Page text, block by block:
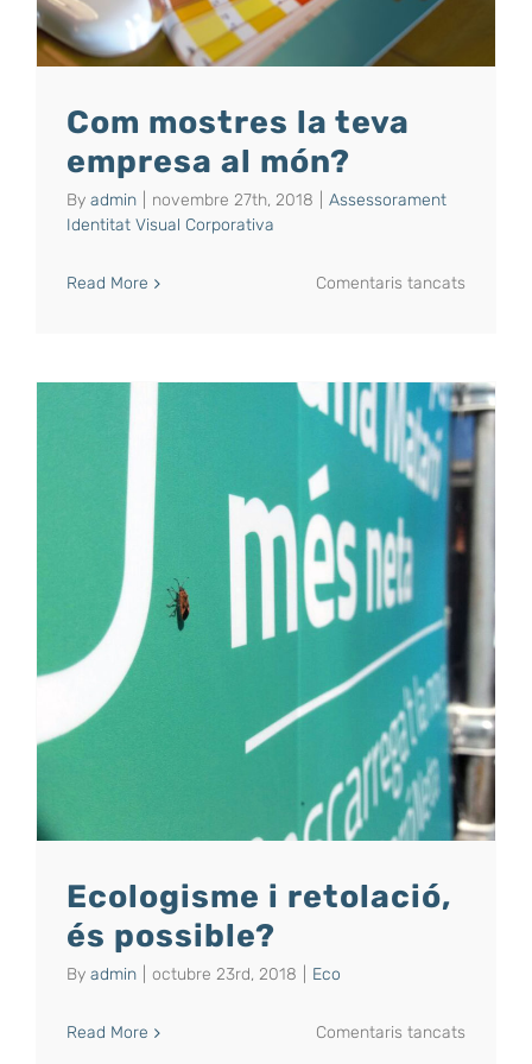
Com mostres la teva
empresa al món?
By admin novembre 27th, 2018
Assessorament
Identitat Visual Corporativa
Read More Comentaris tancats
la
teva
al
Ecologisme i retolació,
és possible?
By admin octubre 23rd, 2018 Eco
Read More Comentaris tancats